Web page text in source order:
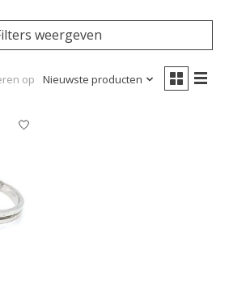
weergeven
op Nieuwste producten